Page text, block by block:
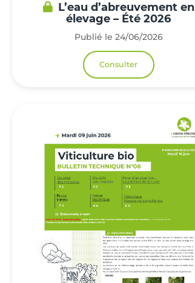
L’eau d’abreuvement en
élevage – Été 2026
Publié le 24/06/2026
Consulter